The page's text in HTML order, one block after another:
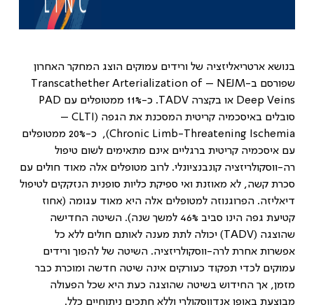
בנושא ארטריאליזציה של ורידים עמוקים הוצג המחקר האחרון
שפורסם ב-NEJM
–
Transcathether Arterialization of
Deep Veins או בקצרה TADV. כ-11% ממטופלים עם
PAD
סובלים באיסכמיה קריטית המסכנת את הגפה (CLTI
–
Chronic Limb-Threatening Ischemia
), כ-20% ממטופלים
עם איסכמיה קריטית ברגליים אינם מתאימים לשום טיפול
רה-ווסקולריזציה קונבנציונלי. לרוב מטופלים אלה מאוד חולים עם
סכרת קשה, לא מאוזנת ואי ספיקת כליות סופנית הנזקקים לטיפול
דיאליזה. הפרוגנוזה למטופלים אלה היא מאוד עגומה (אחוז
קטיעת גפה הינו סביב 46% למשך שנה). השיטה החדישה
שהוצגה (TADV) יכולה לתת מענה לאותם חולים ללא כל
אפשרות אחרת לרה-ווסקולריזציה. השיטה של להפוך ורידים
עמוקים לכדי תפקוד כעורקים אינה שיטה חדשה ומוכרת כבר
מזמן, אך החידוש בשיטה שהוצגה כעת היא שכל הפעולה
מבוצעת באופן אנדווסקולרי וללא חתכים ניתוחיים כלל.